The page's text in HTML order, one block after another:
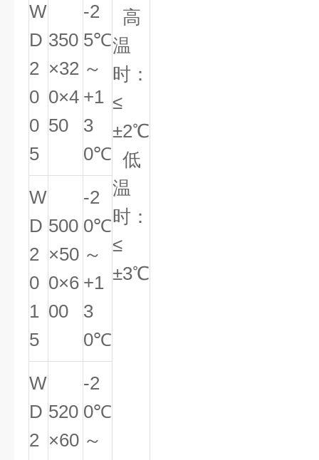
高
温
时：
≤
±2℃
低
温
时：
≤
±3℃
W
D
2
0
0
5
350
×32
0×4
50
-2
5℃
～
+1
3
0℃
W
D
2
0
1
5
500
×50
0×6
00
-2
0℃
～
+1
3
0℃
W
D
2
520
×60
-2
0℃
～